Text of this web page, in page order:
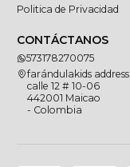
Politica de Privacidad
CONTÁCTANOS
573178270075
farándulakids address
calle 12 # 10-06
442001 Maicao
- Colombia